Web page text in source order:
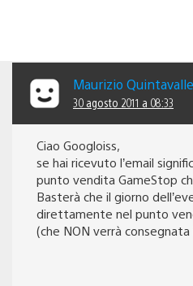
Maurizio Quintavalle
30 agosto 2011 a 08:33
Ciao Googloiss,
se hai ricevuto l’email
punto vendita GameStop
Basterà che il giorno
direttamente nel punto
(che NON verrà